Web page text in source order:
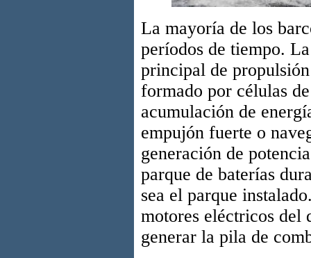
La mayoría de los
períodos de tiempo.
principal de
formado por células
acumulación de
empujón fuerte o
generación de
parque de baterías
sea el parque
motores eléctricos del
generar la pila de